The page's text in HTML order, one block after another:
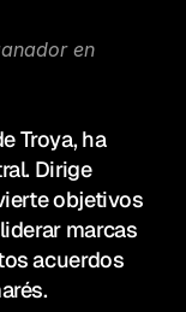
en
Troya, ha
Dirige
objetivos
marcas
acuerdos